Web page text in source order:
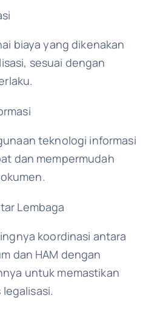
biaya yang dikenakan
sesuai dengan
teknologi informasi
dan mempermudah
Lembaga
koordinasi antara
dan HAM dengan
untuk memastikan